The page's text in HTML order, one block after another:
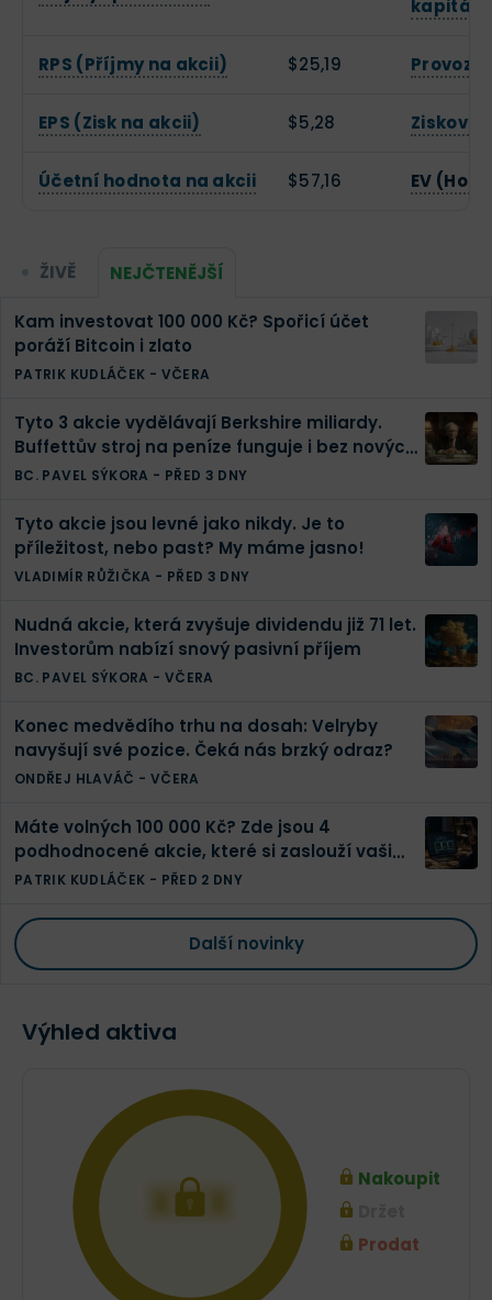
kapitálu
RPS (Příjmy na akcii) $25,19
EPS (Zisk na akcii) $5,28 Zisková
Účetní hodnota na akcii $57,16 EV
ŽIVĚ NEJČTENĚJŠÍ
Kam investovat 100 000 Kč? Spořicí účet
poráží Bitcoin i zlato
PATRIK KUDLÁČEK - VČERA
Tyto 3 akcie vydělávají Berkshire miliardy.
Buffettův stroj na peníze funguje i bez nových
investic
BC. PAVEL SÝKORA - PŘED 3 DNY
Tyto akcie jsou levné jako nikdy. Je to
příležitost, nebo past? My máme jasno!
VLADIMÍR RŮŽIČKA - PŘED 3 DNY
Nudná akcie, která zvyšuje dividendu již 71 let.
Investorům nabízí snový pasivní příjem
BC. PAVEL SÝKORA - VČERA
Konec medvědího trhu na dosah: Velryby
navyšují své pozice. Čeká nás brzký odraz?
ONDŘEJ HLAVÁČ - VČERA
Máte volných 100 000 Kč? Zde jsou 4
podhodnocené akcie, které si zaslouží vaši
pozornost
PATRIK KUDLÁČEK - PŘED 2 DNY
Další novinky
Výhled aktiva
XXX
Nakoupit
Prodat